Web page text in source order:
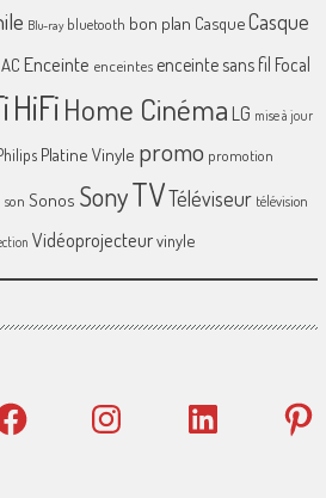
Blu-ray bluetooth bon plan CasqueCasque
Enceinte enceintes enceinte sans fil Focal
HiFiHome Cinéma LG mise à jour
Platine Vinyle promo promotion
son Sonos SonyTVTéléviseur télévision
Vidéoprojecteurvinyle
Instagram LinkedIn